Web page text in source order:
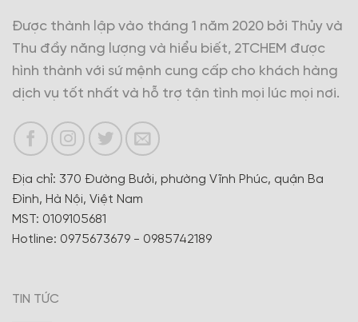
Được thành lập vào tháng 1 năm 2020 bởi Thủy và
Thu đầy năng lượng và hiểu biết, 2TCHEM được
hình thành với sứ mệnh cung cấp cho khách hàng
dịch vụ tốt nhất và hỗ trợ tận tình mọi lúc mọi nơi.
Địa chỉ: 370 Đường Bưởi, phường Vĩnh Phúc, quận Ba
Đình, Hà Nội, Việt Nam
MST: 0109105681
Hotline: 0975673679 - 0985742189
TIN TỨC